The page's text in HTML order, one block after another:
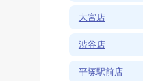
大宮店
渋谷店
平塚駅前店